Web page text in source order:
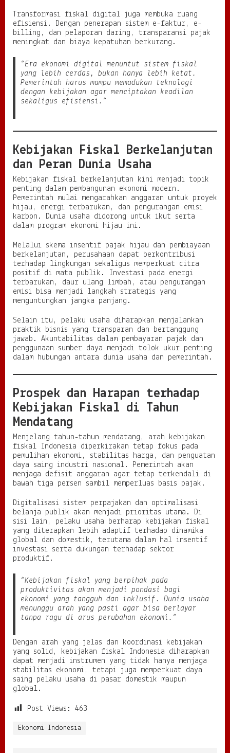
Transformasi fiskal digital juga membuka ruang
efisiensi. Dengan penerapan sistem e-faktur, e-
billing, dan pelaporan daring, transparansi pajak
meningkat dan biaya kepatuhan berkurang.
“Era ekonomi digital menuntut sistem fiskal
yang lebih cerdas, bukan hanya lebih ketat.
Pemerintah harus mampu memadukan teknologi
dengan kebijakan agar menciptakan keadilan
sekaligus efisiensi.”
Kebijakan Fiskal Berkelanjutan
dan Peran Dunia Usaha
Kebijakan fiskal berkelanjutan kini menjadi topik
penting dalam pembangunan ekonomi modern.
Pemerintah mulai mengarahkan anggaran untuk proyek
hijau, energi terbarukan, dan pengurangan emisi
karbon. Dunia usaha didorong untuk ikut serta
dalam program ekonomi hijau ini.
Melalui skema insentif pajak hijau dan pembiayaan
berkelanjutan, perusahaan dapat berkontribusi
terhadap lingkungan sekaligus memperkuat citra
positif di mata publik. Investasi pada energi
terbarukan, daur ulang limbah, atau pengurangan
emisi bisa menjadi langkah strategis yang
menguntungkan jangka panjang.
Selain itu, pelaku usaha diharapkan menjalankan
praktik bisnis yang transparan dan bertanggung
jawab. Akuntabilitas dalam pembayaran pajak dan
penggunaan sumber daya menjadi tolok ukur penting
dalam hubungan antara dunia usaha dan pemerintah.
Prospek dan Harapan terhadap
Kebijakan Fiskal di Tahun
Mendatang
Menjelang tahun-tahun mendatang, arah kebijakan
fiskal Indonesia diperkirakan tetap fokus pada
pemulihan ekonomi, stabilitas harga, dan penguatan
daya saing industri nasional. Pemerintah akan
menjaga defisit anggaran agar tetap terkendali di
bawah tiga persen sambil memperluas basis pajak.
Digitalisasi sistem perpajakan dan optimalisasi
belanja publik akan menjadi prioritas utama. Di
sisi lain, pelaku usaha berharap kebijakan fiskal
yang diterapkan lebih adaptif terhadap dinamika
global dan domestik, terutama dalam hal insentif
investasi serta dukungan terhadap sektor
produktif.
“Kebijakan fiskal yang berpihak pada
produktivitas akan menjadi pondasi bagi
ekonomi yang tangguh dan inklusif. Dunia usaha
menunggu arah yang pasti agar bisa berlayar
tanpa ragu di arus perubahan ekonomi.”
Dengan arah yang jelas dan koordinasi kebijakan
yang solid, kebijakan fiskal Indonesia diharapkan
dapat menjadi instrumen yang tidak hanya menjaga
stabilitas ekonomi, tetapi juga memperkuat daya
saing pelaku usaha di pasar domestik maupun
global.
Post Views: 463
Ekonomi Indonesia